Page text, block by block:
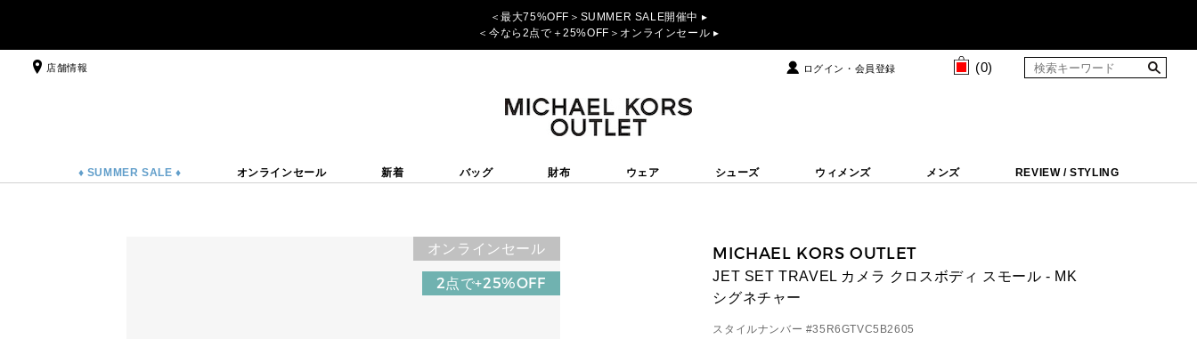
＜最大75%OFF＞SUMMER SALE開催中 ▸
＜今なら2点で＋25%OFF＞オンラインセール ▸
店舗情報 ログイン・会員登録 (0)
♦ SUMMER SALE ♦ オンラインセール 新着 バッグ 財布 ウェア シューズ ウィメンズ メンズ REVIEW / STYLING
オンラインセール
2点で+25%OFF
MICHAEL KORS OUTLET
JET SET TRAVEL カメラ クロスボディ スモール - MK
シグネチャー
スタイルナンバー #35R6GTVC5B2605